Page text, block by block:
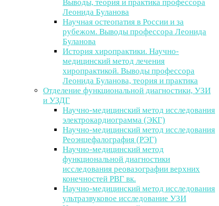
Выводы, теория и практика профессора
Леонида Буланова
Научная остеопатия в России и за
рубежом. Выводы профессора Леонида
Буланова
История хиропрактики. Научно-
медицинский метод лечения
хиропрактикой. Выводы профессора
Леонида Буланова, теория и практика
Отделение функциональной диагностики, УЗИ
и УЗДГ
Научно-медицинский метод исследования
электрокардиограмма (ЭКГ)
Научно-медицинский метод исследования
Реоэнцефалография (РЭГ)
Научно-медицинский метод
функциональной диагностики
исследования реовазографии верхних
конечностей РВГ вк.
Научно-медицинский метод исследования
ультразвуковое исследование УЗИ